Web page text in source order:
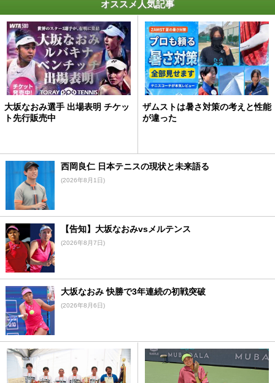
オススメ人気記事
大坂なおみ選手 出場表明 チケッ
ト先行販売中
ザムストは暑さ対策の考えと性能
が違った
西岡良仁 日本テニスの現状と未来語る
(2026年8月1日)
【告知】大坂なおみvsメルテンス
(2026年8月7日)
大坂なおみ 快勝で3年連続の初戦突破
(2026年8月6日)